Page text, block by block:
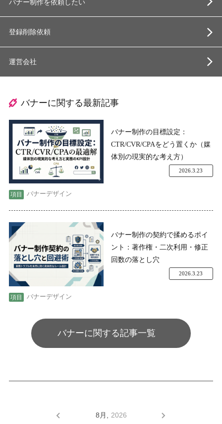
バナー制作を依頼したい
登録削除依頼
運営会社
バナーに関する最新記事
バナー制作の目標設定：
CTR/CVR/CPAをどう置くか（媒
体別の現実的な考え方）
バナーデザイン
2026.3.23
バナー制作の契約で揉めるポイ
ント：著作権・二次利用・修正
回数の落とし穴
バナーデザイン
2026.3.23
バナーに関する記事一覧
8月, 2026